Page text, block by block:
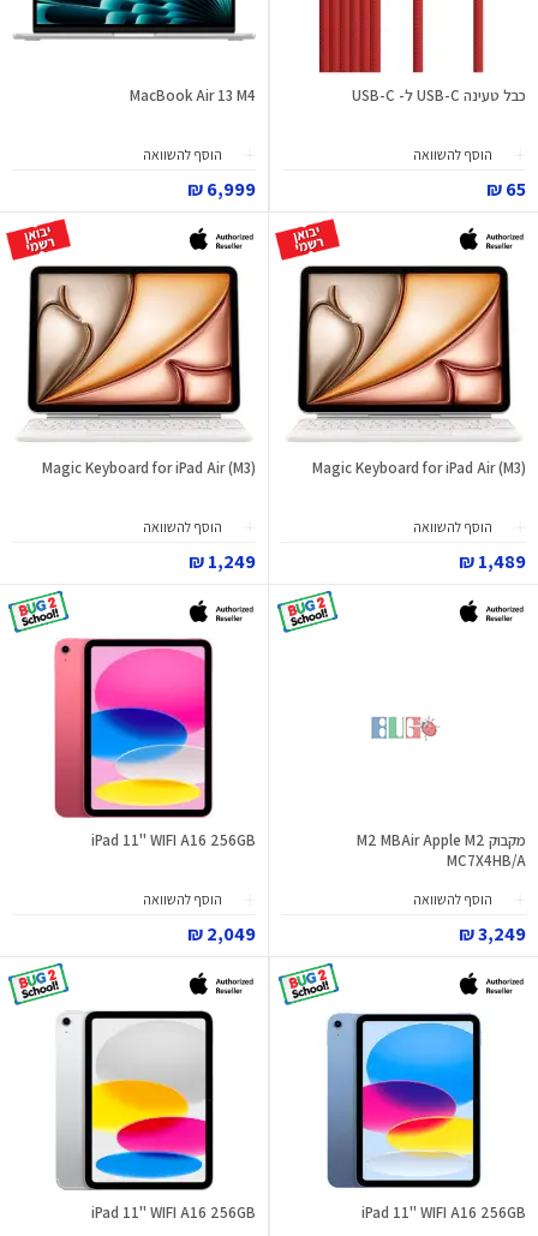
כבל טעינה USB-C ל- USB-C
הוסף להשוואה
65 ₪
MacBook Air 13 M4
הוסף להשוואה
6,999 ₪
Magic Keyboard for iPad Air (M3)
הוסף להשוואה
1,489 ₪
Magic Keyboard for iPad Air (M3)
הוסף להשוואה
1,249 ₪
מקבוק M2 MBAir Apple M2
MC7X4HB/A
הוסף להשוואה
3,249 ₪
iPad 11" WIFI A16 256GB
הוסף להשוואה
2,049 ₪
iPad 11" WIFI A16 256GB
iPad 11" WIFI A16 256GB